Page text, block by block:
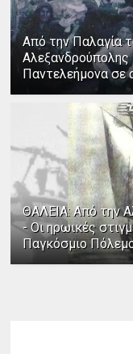
Από την Παλαγία
Αλεξανδρούπολης
Παντελεήμονα σε
ΘΑΛΕΙΑ: Από την
- Οι ηρωικές
Παγκόσμιο